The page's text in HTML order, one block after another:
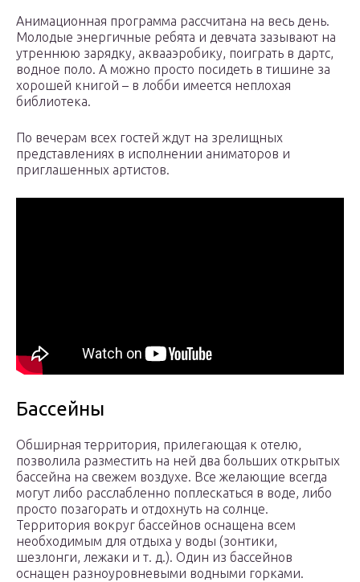
Анимационная программа рассчитана на весь день.
Молодые энергичные ребята и девчата зазывают на
утреннюю зарядку, аквааэробику, поиграть в дартс,
водное поло. А можно просто посидеть в тишине за
хорошей книгой – в лобби имеется неплохая
библиотека.
По вечерам всех гостей ждут на зрелищных
представлениях в исполнении аниматоров и
приглашенных артистов.
Бассейны
Обширная территория, прилегающая к отелю,
позволила разместить на ней два больших открытых
бассейна на свежем воздухе. Все желающие всегда
могут либо расслабленно поплескаться в воде, либо
просто позагорать и отдохнуть на солнце.
Территория вокруг бассейнов оснащена всем
необходимым для отдыха у воды (зонтики,
шезлонги, лежаки и т. д.). Один из бассейнов
оснащен разноуровневыми водными горками.